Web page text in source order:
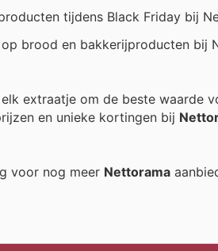
tijdens Black Friday bij
brood en bakkerijproducten bij
extraatje om de beste waarde
en unieke kortingen bij
voor nog meer Nettorama